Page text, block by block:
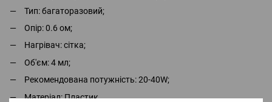
Тип: багаторазовий;
Опір: 0.6 ом;
Нагрівач: сітка;
Об'єм: 4 мл;
Рекомендована потужність: 20-40W;
Матеріал: Пластик.